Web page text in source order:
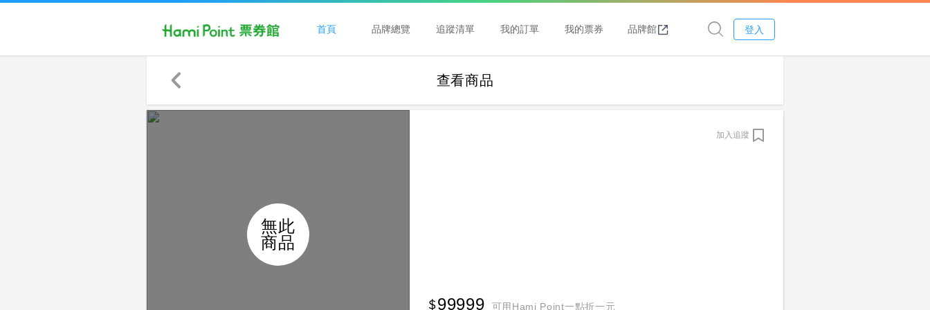
首頁 品牌總覽 追蹤清單 我的訂單 我的票券 品牌館 登入
查看商品
無此
商品
加入追蹤
99999 可用Hami Point一點折一元